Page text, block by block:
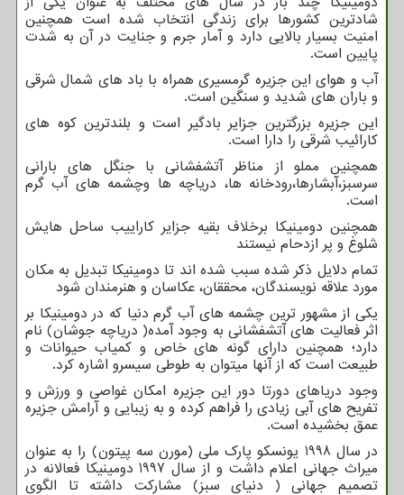
شادترین کشورها برای زندگی انتخاب شده است همچنین
امنیت بسیار بالایی دارد و آمار جرم و جنایت در آن به شدت
پایین است.
آب و هوای این جزیره گرمسیری همراه با باد های شمال شرقی
و باران های شدید و سنگین است.
این جزیره بزرگترین جزایر بادگیر است و بلندترین کوه های
کارائیب شرقی را دارا است.
همچنین مملو از مناظر آتشفشانی با جنگل های بارانی
سرسبز،آبشارها،رودخانه ها، دریاچه ها وچشمه های آب گرم
است.
همچنین دومینیکا برخلاف بقیه جزایر کاراییب ساحل هایش
شلوغ و پر ازدحام نیستند
تمام دلایل ذکر شده سبب شده اند تا دومینیکا تبدیل به مکان
مورد علاقه نویسندگان، محققان، عکاسان و هنرمندان شود
یکی از مشهور ترین چشمه های آب گرم دنیا که در دومینیکا بر
اثر فعالیت های آتشفشانی به وجود آمده( دریاچه جوشان) نام
دارد؛ همچنین دارای گونه های خاص و کمیاب حیوانات و
طبیعت است که از آنها میتوان به طوطی سیسرو اشاره کرد.
وجود دریاهای دورتا دور این جزیره امکان غواصی و ورزش و
تفریح های آبی زیادی را فراهم کرده و به زیبایی و آرامش جزیره
عمق بخشیده است.
در سال 1998 یونسکو پارک ملی (مورن سه پیتون) را به عنوان
میراث جهانی اعلام داشت و از سال 1997 دومینیکا فعالانه در
تصمیم جهانی ( دنیای سبز) مشارکت داشته تا الگوی